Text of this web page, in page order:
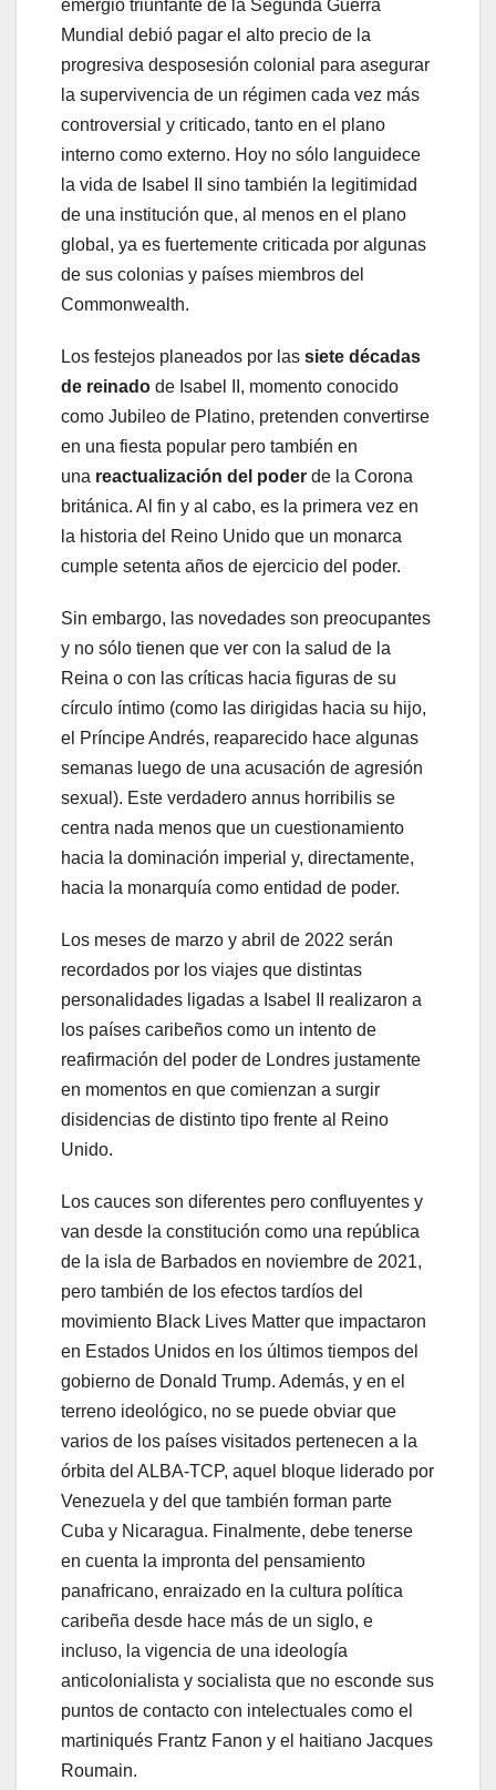
emergió triunfante de la Segunda Guerra
Mundial debió pagar el alto precio de la
progresiva desposesión colonial para asegurar
la supervivencia de un régimen cada vez más
controversial y criticado, tanto en el plano
interno como externo. Hoy no sólo languidece
la vida de Isabel II sino también la legitimidad
de una institución que, al menos en el plano
global, ya es fuertemente criticada por algunas
de sus colonias y países miembros del
Commonwealth.
Los festejos planeados por las siete décadas
de reinado de Isabel II, momento conocido
como Jubileo de Platino, pretenden convertirse
en una fiesta popular pero también en
una reactualización del poder de la Corona
británica. Al fin y al cabo, es la primera vez en
la historia del Reino Unido que un monarca
cumple setenta años de ejercicio del poder.
Sin embargo, las novedades son preocupantes
y no sólo tienen que ver con la salud de la
Reina o con las críticas hacia figuras de su
círculo íntimo (como las dirigidas hacia su hijo,
el Príncipe Andrés, reaparecido hace algunas
semanas luego de una acusación de agresión
sexual). Este verdadero annus horribilis se
centra nada menos que un cuestionamiento
hacia la dominación imperial y, directamente,
hacia la monarquía como entidad de poder.
Los meses de marzo y abril de 2022 serán
recordados por los viajes que distintas
personalidades ligadas a Isabel II realizaron a
los países caribeños como un intento de
reafirmación del poder de Londres justamente
en momentos en que comienzan a surgir
disidencias de distinto tipo frente al Reino
Unido.
Los cauces son diferentes pero confluyentes y
van desde la constitución como una república
de la isla de Barbados en noviembre de 2021,
pero también de los efectos tardíos del
movimiento Black Lives Matter que impactaron
en Estados Unidos en los últimos tiempos del
gobierno de Donald Trump. Además, y en el
terreno ideológico, no se puede obviar que
varios de los países visitados pertenecen a la
órbita del ALBA-TCP, aquel bloque liderado por
Venezuela y del que también forman parte
Cuba y Nicaragua. Finalmente, debe tenerse
en cuenta la impronta del pensamiento
panafricano, enraizado en la cultura política
caribeña desde hace más de un siglo, e
incluso, la vigencia de una ideología
anticolonialista y socialista que no esconde sus
puntos de contacto con intelectuales como el
martiniqués Frantz Fanon y el haitiano Jacques
Roumain.